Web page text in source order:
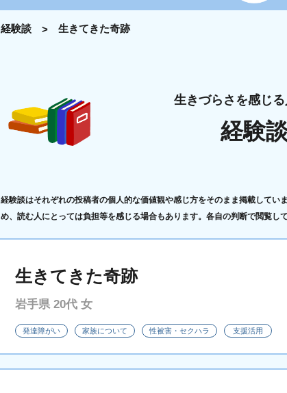
経験談 生きてきた奇跡
生きづらさを感じ
経験
経験談はそれぞれの投稿者の個人的な価値観や感じ方をそのまま掲載してい
め、読む人にとっては負担等を感じる場合もあります。各自の判断で閲覧し
生きてきた奇跡
岩手県 20代 女
発達障がい 家族について 性被害・セクハラ 支援活用